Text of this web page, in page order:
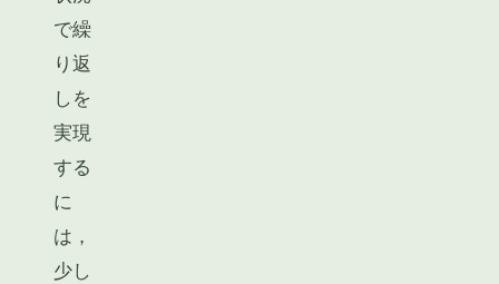
で繰
り返
しを
実現
する
に
は，
少し